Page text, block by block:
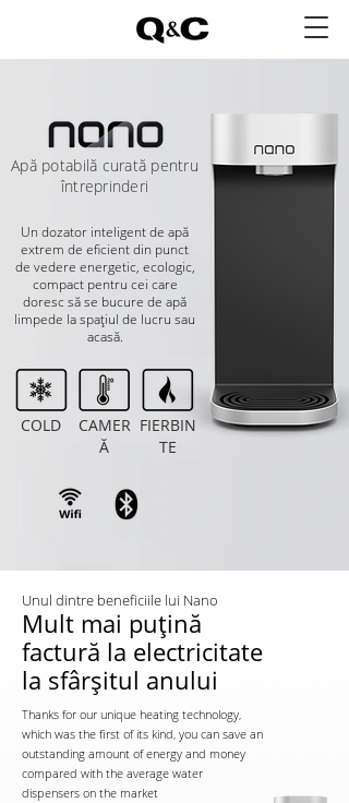
Un dozator inteligent de apă
extrem de eficient din punct
de vedere energetic, ecologic,
compact pentru cei care
doresc să se bucure de apă
limpede la spațiul de lucru sau
acasă.
Apă potabilă curată pentru
întreprinderi
COLD
FIERBIN
TE
CAMER
Ă
Unul dintre beneficiile lui Nano
Mult mai puțină
factură la electricitate
la sfârșitul anului
Thanks for our unique heating technology,
which was the first of its kind, you can save an
outstanding amount of energy and money
compared with the average water
dispensers on the market